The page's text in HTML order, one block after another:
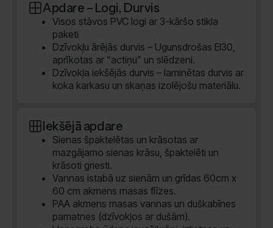
Apdare – Logi, Durvis
Visos stāvos PVC logi ar 3-kāršo stikla
paketi
Dzīvokļu ārējās durvis – Ugunsdrošas EI30,
aprīkotas ar “actiņu” un slēdzeni.
Dzīvokļa iekšējās durvis – laminētas durvis ar
koka karkasu un skaņas izolējošu materiālu.
Iekšējā apdare
Sienas špaktelētas un krāsotas ar
mazgājamo sienas krāsu, špaktelēti un
krāsoti griesti.
Vannas istabā uz sienām un grīdas 60cm x
60 cm akmens masas flīzes.
PAA akmens masas vannas un duškabīnes
pamatnes (dzīvokļos ar dušām).